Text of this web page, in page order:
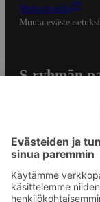
Mainostajalle
Muuta
S-ryhmän
Yhteishyvä Ruoka -
S-ostoslista -sovellus
Prisma.fi
Sokos.fi